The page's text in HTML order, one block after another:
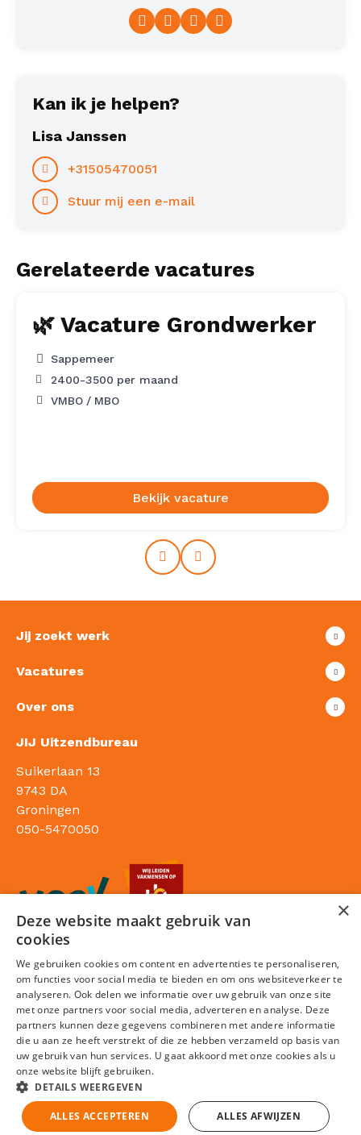
Facebook
TwitterLinkedIn
Kan ik je helpen?
Lisa Janssen
+31505470051
Stuur mij een e-mail
Gerelateerde vacatures
🌿 Vacature Grondwerker
Sappemeer
2400-3500 per maand
VMBO
MBO
Bekijk vacature
Prev Next
Jij zoekt werk
Vacatures
Over ons
JIJ Uitzendbureau
Suikerlaan 13
9743 DA
Groningen
050-5470050
Sitemap
Privacy statement
Cookies
×
Deze website maakt gebruik van
cookies
We gebruiken cookies om content en advertenties te personaliseren,
om functies voor social media te bieden en om ons websiteverkeer te
analyseren. Ook delen we informatie over uw gebruik van onze site
met onze partners voor social media, adverteren en analyse. Deze
partners kunnen deze gegevens combineren met andere informatie
die u aan ze heeft verstrekt of die ze hebben verzameld op basis van
uw gebruik van hun services. U gaat akkoord met onze cookies als u
onze website blijft gebruiken.
DETAILS WEERGEVEN
ALLES ACCEPTEREN ALLES AFWIJZEN